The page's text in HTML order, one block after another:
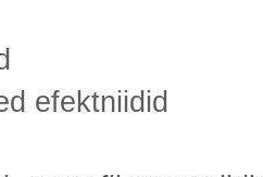
efektniidid